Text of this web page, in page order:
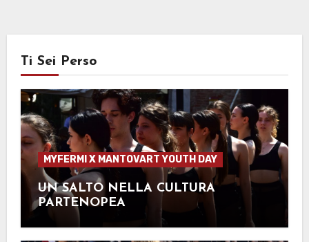
Ti Sei Perso
MYFERMI X MANTOVART YOUTH DAY
UN SALTO NELLA CULTURA
PARTENOPEA